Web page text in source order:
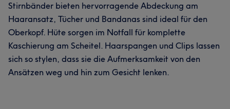
Stirnbänder bieten hervorragende Abdeckung am
Haaransatz, Tücher und Bandanas sind ideal für den
Oberkopf. Hüte sorgen im Notfall für komplette
Kaschierung am Scheitel. Haarspangen und Clips lassen
sich so stylen, dass sie die Aufmerksamkeit von den
Ansätzen weg und hin zum Gesicht lenken.